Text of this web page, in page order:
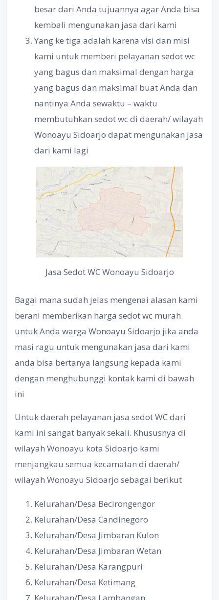
besar dari Anda tujuannya agar Anda bisa
kembali mengunakan jasa dari kami
Yang ke tiga adalah karena visi dan misi
kami untuk memberi pelayanan sedot wc
yang bagus dan maksimal dengan harga
yang bagus dan maksimal buat Anda dan
nantinya Anda sewaktu – waktu
membutuhkan sedot wc di daerah/ wilayah
Wonoayu Sidoarjo dapat mengunakan jasa
dari kami lagi
Jasa Sedot WC Wonoayu Sidoarjo
Bagai mana sudah jelas mengenai alasan kami
berani memberikan harga sedot wc murah
untuk Anda warga Wonoayu Sidoarjo jika anda
masi ragu untuk mengunakan jasa dari kami
anda bisa bertanya langsung kepada kami
dengan menghubunggi kontak kami di bawah
ini
Untuk daerah pelayanan jasa sedot WC dari
kami ini sangat banyak sekali. Khususnya di
wilayah Wonoayu kota Sidoarjo kami
menjangkau semua kecamatan di daerah/
wilayah Wonoayu Sidoarjo sebagai berikut
Kelurahan/Desa Becirongengor
Kelurahan/Desa Candinegoro
Kelurahan/Desa Jimbaran Kulon
Kelurahan/Desa Jimbaran Wetan
Kelurahan/Desa Karangpuri
Kelurahan/Desa Ketimang